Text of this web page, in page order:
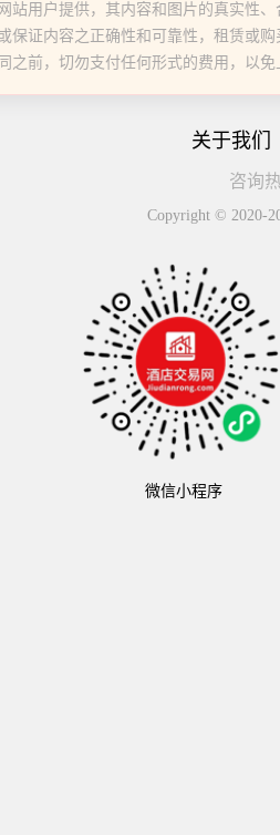
站用户提供，其内容和图片的真实性
保证内容之正确性和可靠性，租赁或
之前，切勿支付任何形式的费用，以免
关于我们
咨询
Copyright © 2020-
微信小程序